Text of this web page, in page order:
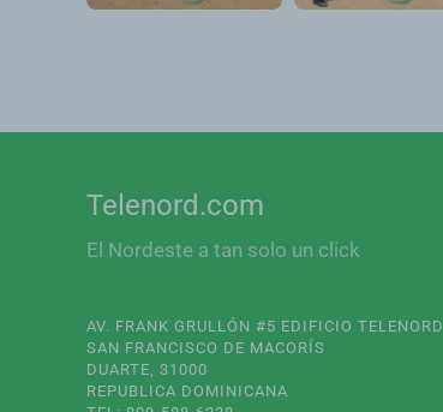
Telenord.com
El Nordeste a tan solo un click
AV. FRANK GRULLÓN #5 EDIFICIO TELENORD
SAN FRANCISCO DE MACORÍS
DUARTE, 31000
REPUBLICA DOMINICANA